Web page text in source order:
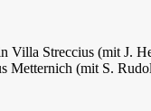
Villa Streccius (mit J.
Metternich (mit S.